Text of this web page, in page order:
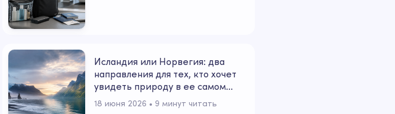
Исландия или Норвегия: два
направления для тех, кто хочет
увидеть природу в ее самом
сильном настроении
18 июня 2026 • 9 минут читать